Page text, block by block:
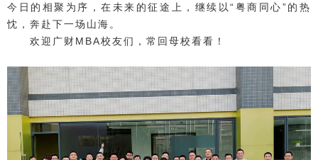
今日的相聚为序，在未来的征途上，继续以“粤商同心”的热
忱，奔赴下一场山海。
欢迎广财MBA校友们，常回母校看看！